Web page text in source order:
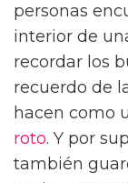
personas
interior de
recordar los
recuerdo de
hacen como
roto. Y por
también